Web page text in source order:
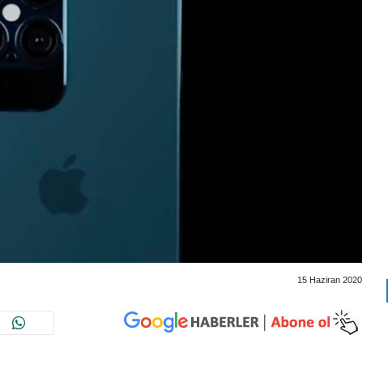
15 Haziran 2020